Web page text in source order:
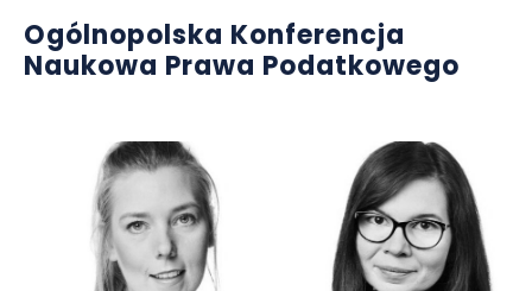
Ogólnopolska Konferencja
Naukowa Prawa Podatkowego